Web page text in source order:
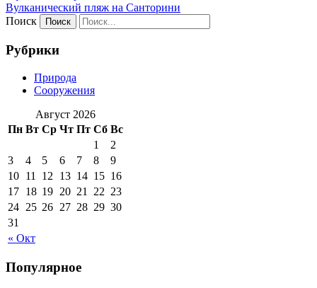
Вулканический пляж на Санторини
Поиск
Рубрики
Природа
Сооружения
Август 2026
Пн Вт Ср Чт Пт Сб Вс
« Окт
1
2
3
4 5 6 7 8
9
10 11 12 13 14 15 16
17 18 19 20 21 22 23
24 25 26 27 28 29 30
31
Популярное